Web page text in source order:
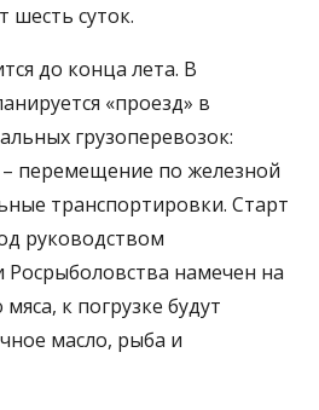
шесть суток.
до конца лета. В
«проезд» в
грузоперевозок:
– перемещение по железной
транспортировки. Старт
руководством
Росрыболовства намечен на
к погрузке будут
масло, рыба и